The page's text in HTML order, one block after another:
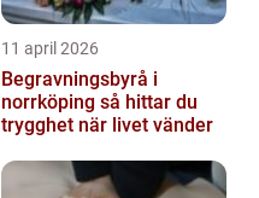
11 april 2026
Begravningsbyrå i
norrköping så hittar du
trygghet när livet vänder